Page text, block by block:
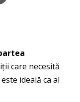
care necesită
ideală ca al